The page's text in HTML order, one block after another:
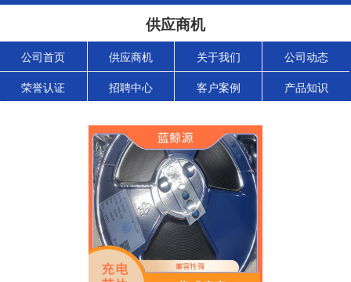
供应商机
公司首页 供应商机 关于我们 公司动态
荣誉认证 招聘中心 客户案例 产品知识